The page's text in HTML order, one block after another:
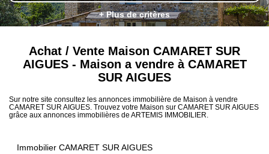
+ Plus de critères
Achat / Vente Maison CAMARET SUR
AIGUES - Maison a vendre à CAMARET
SUR AIGUES
Sur notre site consultez les annonces immobilière de Maison à vendre
CAMARET SUR AIGUES. Trouvez votre Maison sur CAMARET SUR AIGUES
grâce aux annonces immobilières de ARTEMIS IMMOBILIER.
Immobilier CAMARET SUR AIGUES